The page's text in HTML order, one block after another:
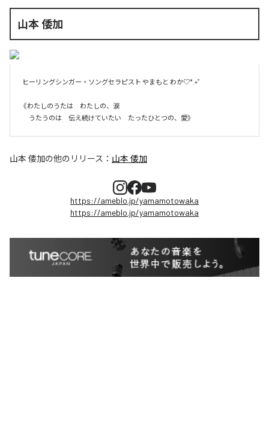
山本 倭加
ヒーリングシンガー・ソングセラピスト やまもと わか♡*.+゜
《わたしのうたは　わたしの、涙
うたうのは　伝え続けていたい　たったひとつの、愛》
山本 倭加の他のリリース： 山本 倭加
https://ameblo.jp/yamamotowaka
https://ameblo.jp/yamamotowaka